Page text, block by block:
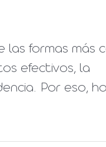
las formas más
efectivos, la
Por eso,